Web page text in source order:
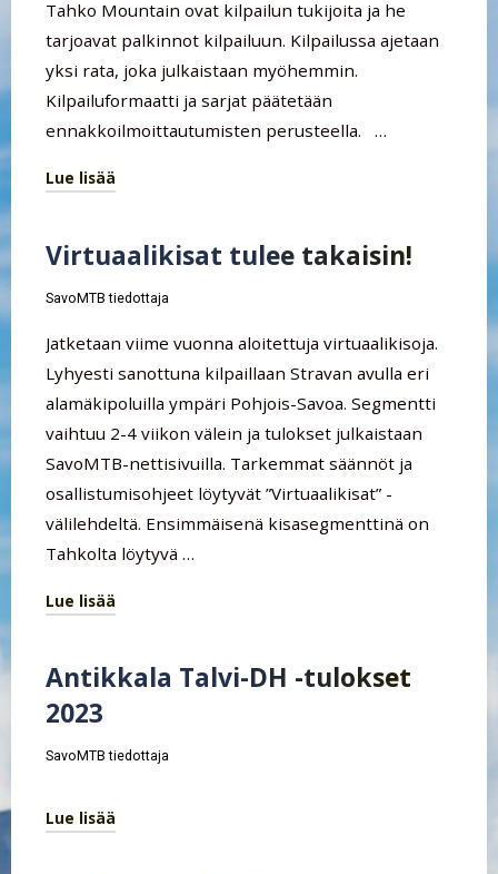
Tahko Mountain ovat kilpailun tukijoita ja he
tarjoavat palkinnot kilpailuun. Kilpailussa ajetaan
yksi rata, joka julkaistaan myöhemmin.
Kilpailuformaatti ja sarjat päätetään
ennakkoilmoittautumisten perusteella. …
Lue lisää
@Tahko
Mountain"
Virtuaalikisat tulee takaisin!
SavoMTB tiedottaja
Jatketaan viime vuonna aloitettuja virtuaalikisoja.
Lyhyesti sanottuna kilpaillaan Stravan avulla eri
alamäkipoluilla ympäri Pohjois-Savoa. Segmentti
vaihtuu 2-4 viikon välein ja tulokset julkaistaan
SavoMTB-nettisivuilla. Tarkemmat säännöt ja
osallistumisohjeet löytyvät ”Virtuaalikisat” -
välilehdeltä. Ensimmäisenä kisasegmenttinä on
Tahkolta löytyvä …
Lue lisää
takaisin!"
Antikkala Talvi-DH -tulokset
2023
SavoMTB tiedottaja
Lue lisää